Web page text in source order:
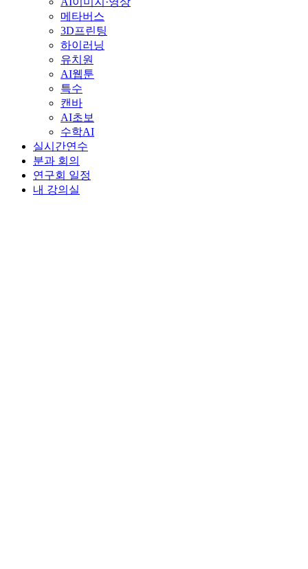
메타버스
3D프린팅
하이러닝
유치원
AI웹툰
특수
캔바
AI초보
수학AI
실시간연수
분과 회의
연구회 일정
내 강의실